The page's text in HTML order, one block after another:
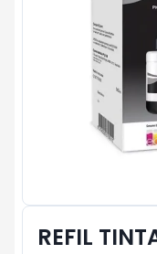
REFIL